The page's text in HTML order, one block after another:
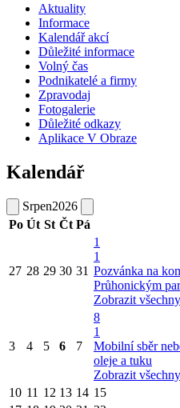
Aktuality
Informace
Kalendář akcí
Důležité informace
Volný čas
Podnikatelé a firmy
Zpravodaj
Fotogalerie
Důležité odkazy
Aplikace V Obraze
Kalendář
Srpen2026
Po Út St Čt Pá
27 28 29 30 31
1
1
Pozvánka na
Průhonickým
Zobrazit
3 4 5 6 7
8
1
Mobilní sběr
oleje a tuku
Zobrazit
10 11 12 13 14 15